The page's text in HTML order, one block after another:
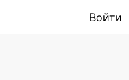
Войти